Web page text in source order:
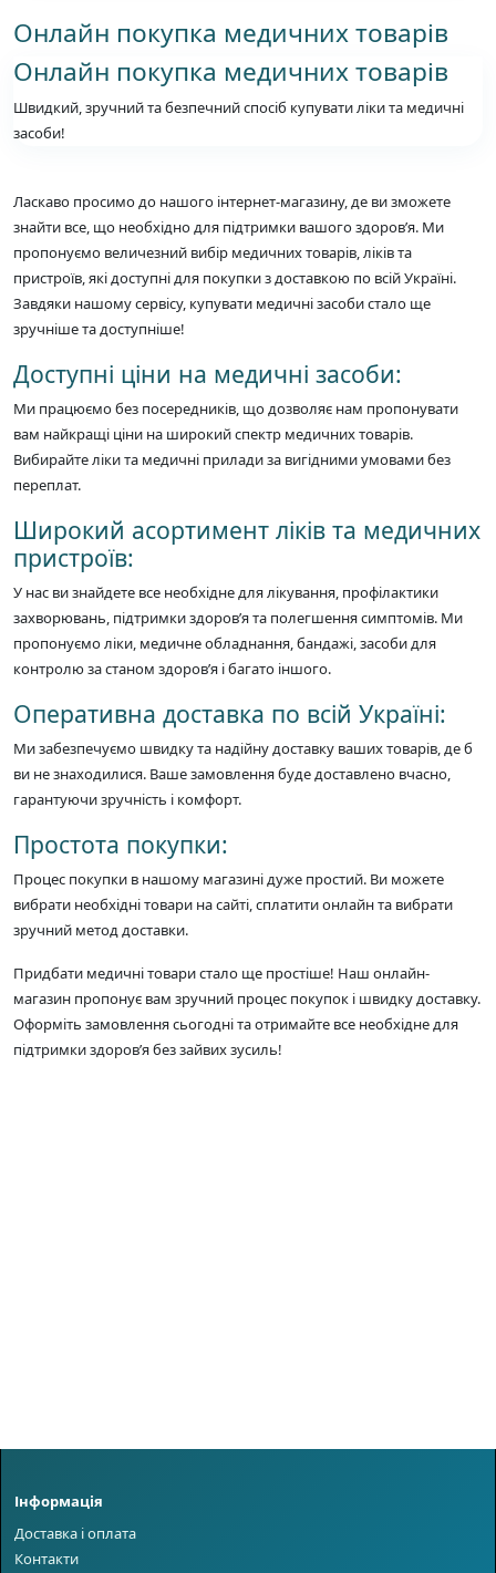
Онлайн покупка медичних товарів
Онлайн покупка медичних товарів
Швидкий, зручний та безпечний спосіб купувати ліки та медичні
засоби!
Ласкаво просимо до нашого інтернет-магазину, де ви зможете
знайти все, що необхідно для підтримки вашого здоров’я. Ми
пропонуємо величезний вибір медичних товарів, ліків та
пристроїв, які доступні для покупки з доставкою по всій Україні.
Завдяки нашому сервісу, купувати медичні засоби стало ще
зручніше та доступніше!
Доступні ціни на медичні засоби:
Ми працюємо без посередників, що дозволяє нам пропонувати
вам найкращі ціни на широкий спектр медичних товарів.
Вибирайте ліки та медичні прилади за вигідними умовами без
переплат.
Широкий асортимент ліків та медичних
пристроїв:
У нас ви знайдете все необхідне для лікування, профілактики
захворювань, підтримки здоров’я та полегшення симптомів. Ми
пропонуємо ліки, медичне обладнання, бандажі, засоби для
контролю за станом здоров’я і багато іншого.
Оперативна доставка по всій Україні:
Ми забезпечуємо швидку та надійну доставку ваших товарів, де б
ви не знаходилися. Ваше замовлення буде доставлено вчасно,
гарантуючи зручність і комфорт.
Простота покупки:
Процес покупки в нашому магазині дуже простий. Ви можете
вибрати необхідні товари на сайті, сплатити онлайн та вибрати
зручний метод доставки.
Придбати медичні товари стало ще простіше! Наш онлайн-
магазин пропонує вам зручний процес покупок і швидку доставку.
Оформіть замовлення сьогодні та отримайте все необхідне для
підтримки здоров’я без зайвих зусиль!
Інформація
Доставка і оплата
Контакти